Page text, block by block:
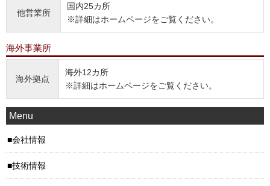
他営業所
国内25カ所
※詳細はホームページをご覧ください。
海外事業所
海外拠点
海外12カ所
※詳細はホームページをご覧ください。
Menu
会社情報
技術情報